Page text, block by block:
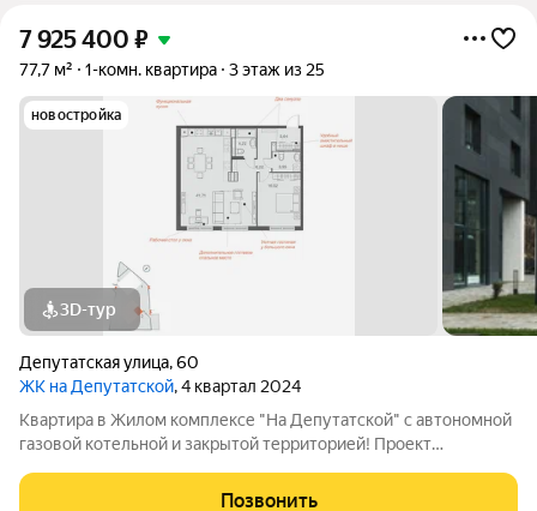
7 925 400 ₽
77,7 м² 1-комн. квартира 3 этаж из 25
новостройка
3D-тур
Депутатская улица,60
ЖК на Депутатской, 4 квартал 2024
Квартира в Жилом комплексе "На Депутатской" с автономной
газовой котельной и закрытой территорией! Проект
ипотеку по выгодной ставке поможет наш кредитный
Позвонить